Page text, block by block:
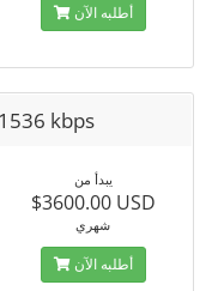
أطلبه الآن
kbps
يبدأ من
$3600.00 USD
شهري
أطلبه الآن